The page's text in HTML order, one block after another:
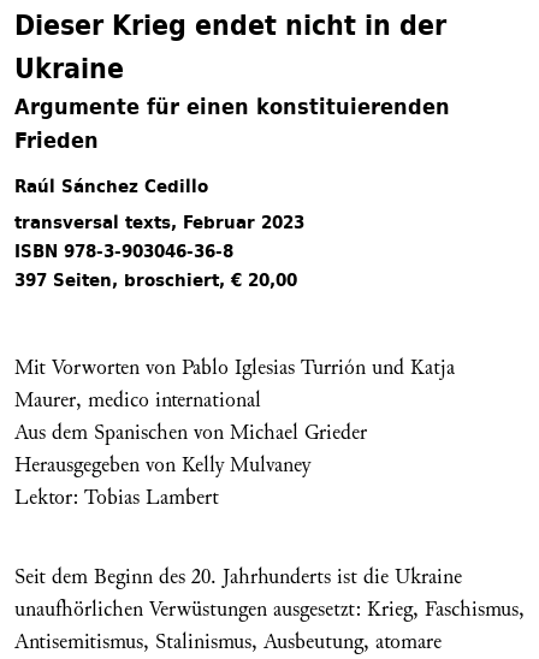
Dieser Krieg endet nicht in der
Ukraine
Argumente für einen konstituierenden
Frieden
Raúl Sánchez Cedillo
transversal texts, Februar 2023
ISBN 978-3-903046-36-8
397 Seiten, broschiert, € 20,00
Mit Vorworten von Pablo Iglesias Turrión und Katja
Maurer, medico international
Aus dem Spanischen von Michael Grieder
Herausgegeben von Kelly Mulvaney
Lektor: Tobias Lambert
Seit dem Beginn des 20. Jahrhunderts ist die Ukraine
unaufhörlichen Verwüstungen ausgesetzt: Krieg, Faschismus,
Antisemitismus, Stalinismus, Ausbeutung, atomare